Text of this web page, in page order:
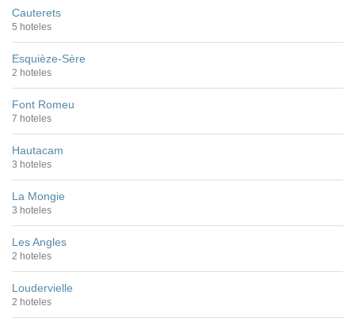
Cauterets
5 hoteles
Esquièze-Sère
2 hoteles
Font Romeu
7 hoteles
Hautacam
3 hoteles
La Mongie
3 hoteles
Les Angles
2 hoteles
Loudervielle
2 hoteles